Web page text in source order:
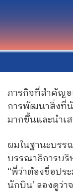
ภารกิจที่สำคัญ
การพัฒนาสิ่งที่
มากขึ้นและนำ
ผมในฐานะบร
บรรณาธิการบ
“พี่ว่าต้องชื่อปร
นักบิน’ ลองดูว่า